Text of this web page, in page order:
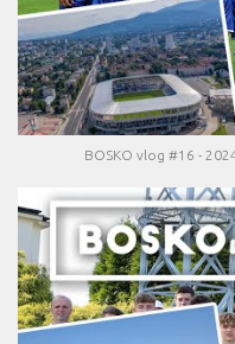
BOSKO vlog #16 -